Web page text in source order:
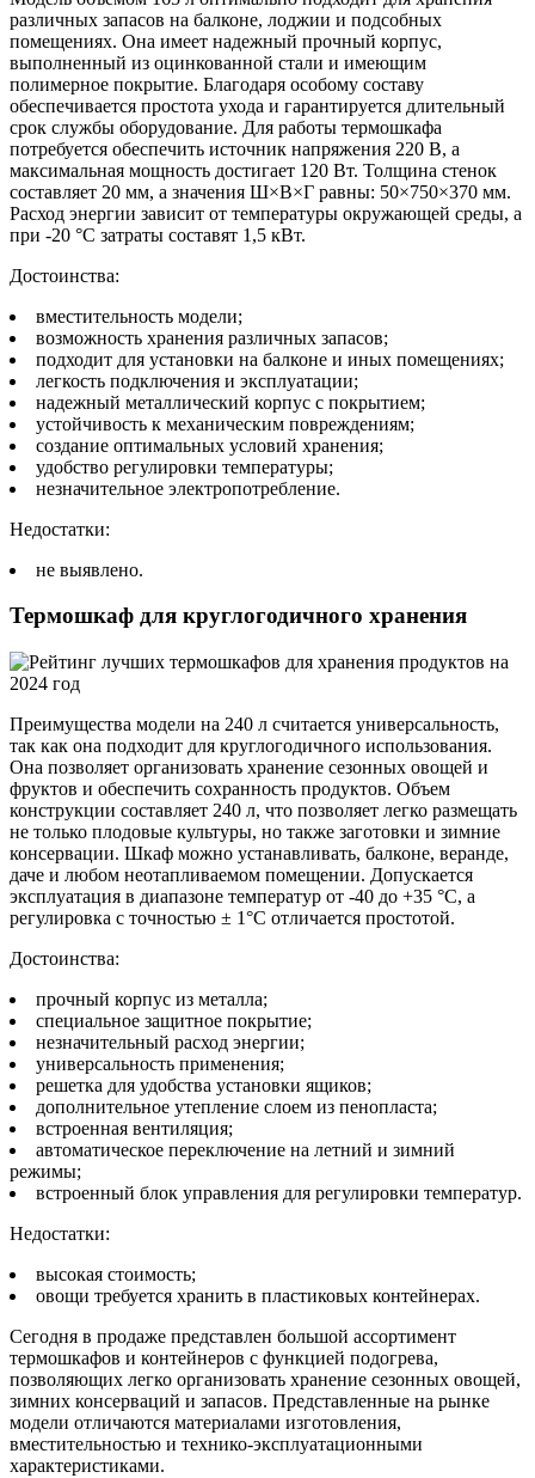
различных запасов на балконе, лоджии и подсобных
помещениях. Она имеет надежный прочный корпус,
выполненный из оцинкованной стали и имеющим
полимерное покрытие. Благодаря особому составу
обеспечивается простота ухода и гарантируется длительный
срок службы оборудование. Для работы термошкафа
потребуется обеспечить источник напряжения 220 В, а
максимальная мощность достигает 120 Вт. Толщина стенок
составляет 20 мм, а значения Ш×В×Г равны: 50×750×370 мм.
Расход энергии зависит от температуры окружающей среды, а
при -20 °C затраты составят 1,5 кВт.
Достоинства:
вместительность модели;
возможность хранения различных запасов;
подходит для установки на балконе и иных помещениях;
легкость подключения и эксплуатации;
надежный металлический корпус с покрытием;
устойчивость к механическим повреждениям;
создание оптимальных условий хранения;
удобство регулировки температуры;
незначительное электропотребление.
Недостатки:
не выявлено.
Термошкаф для круглогодичного хранения
Преимущества модели на 240 л считается универсальность,
так как она подходит для круглогодичного использования.
Она позволяет организовать хранение сезонных овощей и
фруктов и обеспечить сохранность продуктов. Объем
конструкции составляет 240 л, что позволяет легко размещать
не только плодовые культуры, но также заготовки и зимние
консервации. Шкаф можно устанавливать, балконе, веранде,
даче и любом неотапливаемом помещении. Допускается
эксплуатация в диапазоне температур от -40 до +35 °C, а
регулировка с точностью ± 1°C отличается простотой.
Достоинства:
прочный корпус из металла;
специальное защитное покрытие;
незначительный расход энергии;
универсальность применения;
решетка для удобства установки ящиков;
дополнительное утепление слоем из пенопласта;
встроенная вентиляция;
автоматическое переключение на летний и зимний
режимы;
встроенный блок управления для регулировки температур.
Недостатки:
высокая стоимость;
овощи требуется хранить в пластиковых контейнерах.
Сегодня в продаже представлен большой ассортимент
термошкафов и контейнеров с функцией подогрева,
позволяющих легко организовать хранение сезонных овощей,
зимних консерваций и запасов. Представленные на рынке
модели отличаются материалами изготовления,
вместительностью и технико-эксплуатационными
характеристиками.